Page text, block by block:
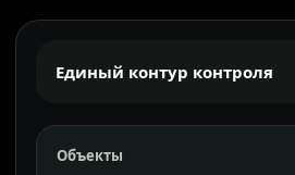
Единый контур контроля
Объекты